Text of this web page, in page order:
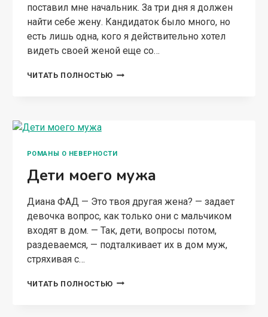
поставил мне начальник. За три дня я должен
найти себе жену. Кандидаток было много, но
есть лишь одна, кого я действительно хотел
видеть своей женой еще со…
ЧИТАТЬ ПОЛНОСТЬЮ ЗАМУЖ
РОМАНЫ О НЕВЕРНОСТИ
Дети моего мужа
Диана ФАД — Это твоя другая жена? — задает
девочка вопрос, как только они с мальчиком
входят в дом. — Так, дети, вопросы потом,
раздеваемся, — подталкивает их в дом муж,
стряхивая с…
ЧИТАТЬ ПОЛНОСТЬЮ ДЕТИ